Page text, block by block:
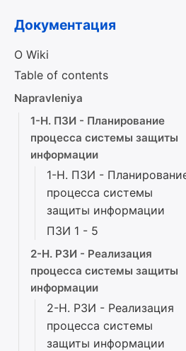
Документация
О Wiki
Table of contents
Napravleniya
1-Н. ПЗИ - Планирование
процесса системы защиты
информации
1-Н. ПЗИ -
процесса системы
защиты информации
ПЗИ 1 - 5
2-Н. РЗИ - Реализация
процесса системы защиты
информации
2-Н. РЗИ - Реализация
процесса системы
защиты информации